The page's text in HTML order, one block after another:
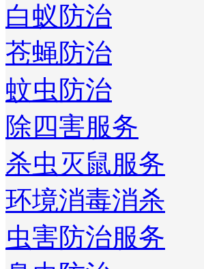
白蚁防治
苍蝇防治
蚊虫防治
除四害服务
杀虫灭鼠服务
环境消毒消杀
虫害防治服务